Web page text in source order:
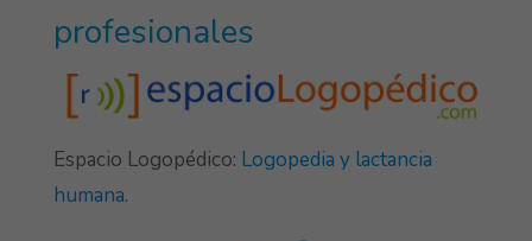
profesionales
Espacio Logopédico: Logopedia y lactancia
humana.